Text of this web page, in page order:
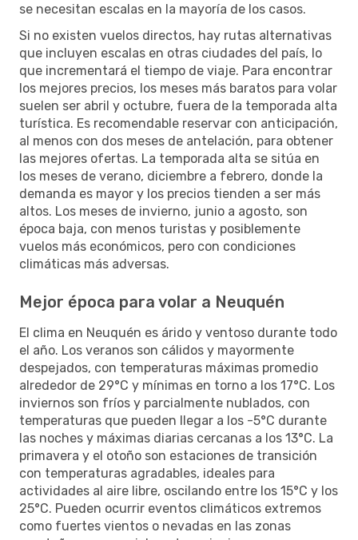
se necesitan escalas en la mayoría de los casos.
Si no existen vuelos directos, hay rutas alternativas
que incluyen escalas en otras ciudades del país, lo
que incrementará el tiempo de viaje. Para encontrar
los mejores precios, los meses más baratos para volar
suelen ser abril y octubre, fuera de la temporada alta
turística. Es recomendable reservar con anticipación,
al menos con dos meses de antelación, para obtener
las mejores ofertas. La temporada alta se sitúa en
los meses de verano, diciembre a febrero, donde la
demanda es mayor y los precios tienden a ser más
altos. Los meses de invierno, junio a agosto, son
época baja, con menos turistas y posiblemente
vuelos más económicos, pero con condiciones
climáticas más adversas.
Mejor época para volar a Neuquén
El clima en Neuquén es árido y ventoso durante todo
el año. Los veranos son cálidos y mayormente
despejados, con temperaturas máximas promedio
alrededor de 29°C y mínimas en torno a los 17°C. Los
inviernos son fríos y parcialmente nublados, con
temperaturas que pueden llegar a los -5°C durante
las noches y máximas diarias cercanas a los 13°C. La
primavera y el otoño son estaciones de transición
con temperaturas agradables, ideales para
actividades al aire libre, oscilando entre los 15°C y los
25°C. Pueden ocurrir eventos climáticos extremos
como fuertes vientos o nevadas en las zonas